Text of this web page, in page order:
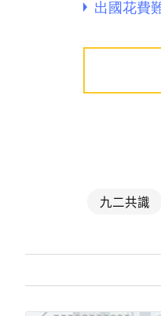
九二共識